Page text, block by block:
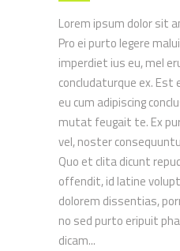
Lorem ipsum dolor sit
Pro ei purto legere
imperdiet ius eu, mel
concludaturque ex.
eu cum adipiscing
mutat feugait te. Ex
vel, noster
Quo et clita dicunt
offendit, id latine
dolorem dissentias,
no sed purto eripuit
dicam...